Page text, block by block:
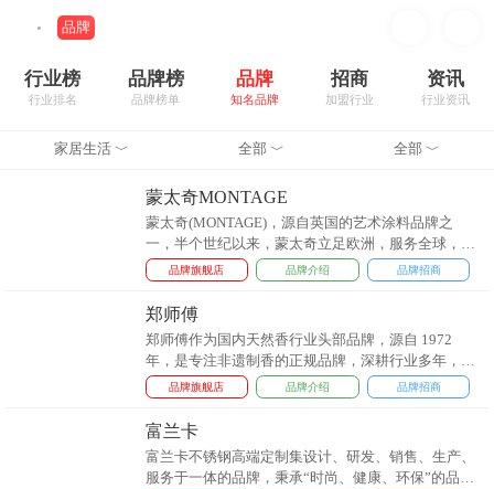
品牌
行业榜
行业排名
品牌榜
品牌榜单
品牌
知名品牌
招商
加盟行业
资讯
行业资讯
家居生活﹀ 全部 ﹀ 全部 ﹀
蒙太奇MONTAGE
蒙太奇(MONTAGE)，源自英国的艺术涂料品牌之
一，半个世纪以来，蒙太奇立足欧洲，服务全球，专
为高端住宅、商业、酒店等建筑内外墙提供保护和装
饰性壁材。...
品牌旗舰店 品牌介绍 品牌招商
郑师傅
郑师傅作为国内天然香行业头部品牌，源自 1972
年，是专注非遗制香的正规品牌，深耕行业多年，坚
守非遗传承与天然品质。品牌以天然无添加为核心，
主打线香系列产品，涵盖天然线香、天然线香等核心
品类，依托 1000 亩沉香种植基地，采用古法工艺制
品牌旗舰店 品牌介绍 品牌招商
富兰卡
富兰卡不锈钢高端定制集设计、研发、销售、生产、
服务于一体的品牌，秉承“时尚、健康、环保”的品牌